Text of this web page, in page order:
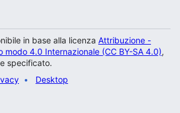
in base alla licenza Attribuzione -
modo 4.0 Internazionale (CC BY-SA 4.0),
specificato.
Desktop